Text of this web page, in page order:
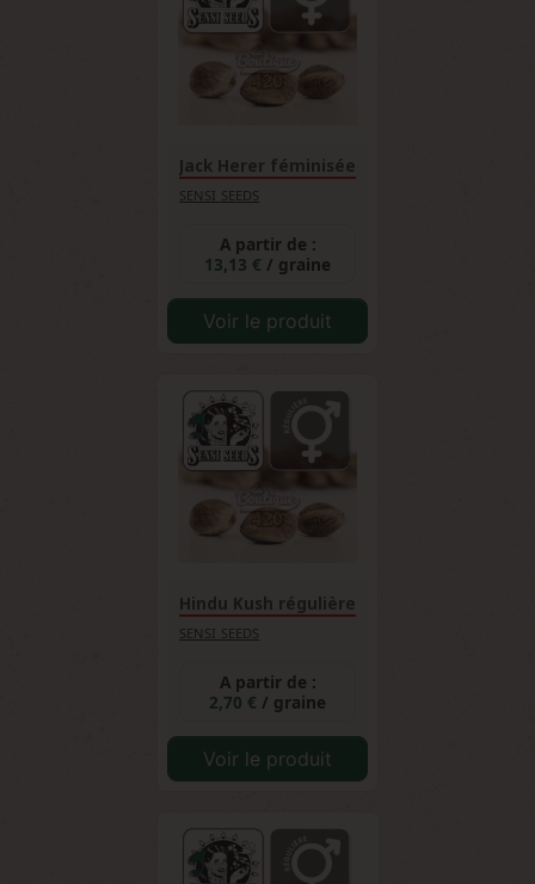
faisant une variété très tolérante pour
Jack Herer féminisée
SENSI SEEDS
A partir de :
13,13 € / graine
Voir le produit
Hindu Kush régulière
SENSI SEEDS
A partir de :
2,70 € / graine
Voir le produit